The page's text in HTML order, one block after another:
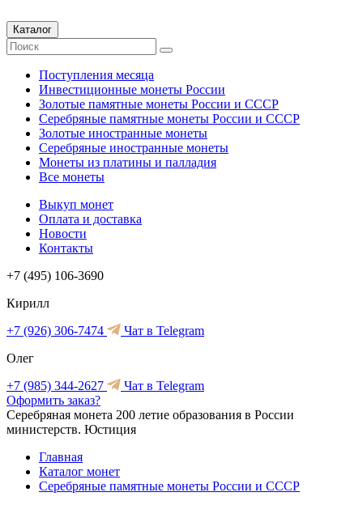
Каталог
Поступления месяца
Инвестиционные монеты России
Золотые памятные монеты России и СССР
Серебряные памятные монеты России и СССР
Золотые иностранные монеты
Серебряные иностранные монеты
Монеты из платины и палладия
Все монеты
Выкуп монет
Оплата и доставка
Новости
Контакты
+7 (495) 106-3690
Кирилл
+7 (926) 306-7474
Чат в Telegram
Олег
+7 (985) 344-2627
Чат в Telegram
Оформить заказ?
Серебряная монета 200 летие образования в России
министерств. Юстиция
Главная
Каталог монет
Серебряные памятные монеты России и СССР